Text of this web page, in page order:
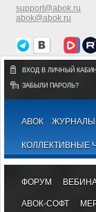
support@abok.ru
abok@abok.ru
ВХОД В ЛИЧНЫЙ
ЗАБЫЛИ ПАРОЛЬ?
АВОК ЖУРНАЛЫ
КОЛЛЕКТИВНЫЕ
ФОРУМ
АВОК-СОФТ